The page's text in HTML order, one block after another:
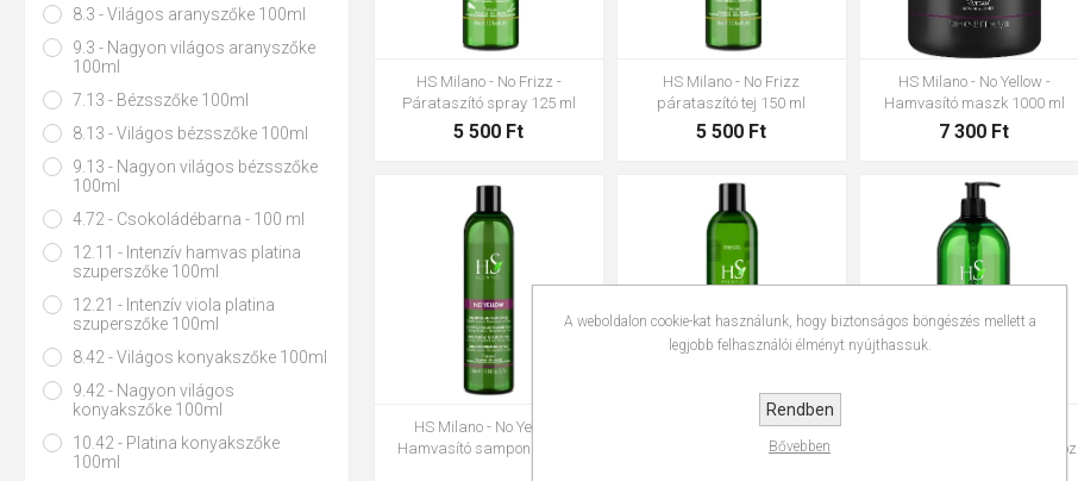
HS Milano - No Frizz -
Párataszító spray 125 ml
5 500 Ft
HS Milano - No Frizz
párataszító tej 150 ml
5 500 Ft
HS Milano - No Yellow -
Hamvasító maszk 1000 ml
7 300 Ft
HS Milano - No Yellow-
Hamvasító sampon 350 ml
HS Milano - Nourishing -
Tápláló sampon száraz, sérült
Sampon gyakori hajmosáshoz
8.3 - Világos aranyszőke 100ml
9.3 - Nagyon világos aranyszőke
100ml
7.13 - Bézsszőke 100ml
8.13 - Világos bézsszőke 100ml
9.13 - Nagyon világos bézsszőke
100ml
4.72 - Csokoládébarna - 100 ml
12.11 - Intenzív hamvas platina
szuperszőke 100ml
12.21 - Intenzív viola platina
szuperszőke 100ml
8.42 - Világos konyakszőke 100ml
9.42 - Nagyon világos
konyakszőke 100ml
10.42 - Platina konyakszőke
100ml
A weboldalon cookie-kat használunk, hogy biztonságos böngészés mellett a
legjobb felhasználói élményt nyújthassuk.
Rendben
Bővebben